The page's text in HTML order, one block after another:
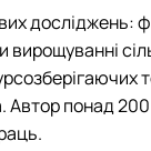
досліджень:
вирощуванні
Автор понад